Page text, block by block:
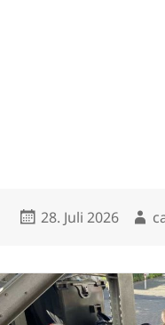
Veröffentlicht
28. Juli 2026